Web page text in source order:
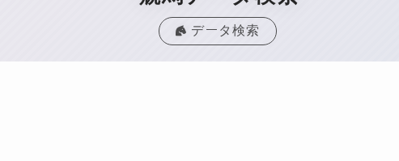
データ検索